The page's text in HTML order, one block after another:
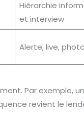
Hiérarchie
et interview
Alerte, live,
Par exemple,
revient le